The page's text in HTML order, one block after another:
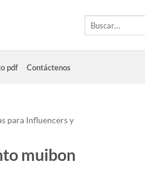
pdf Contáctenos
para Influencers y
muibon